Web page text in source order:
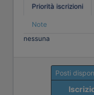
Priorità iscrizioni
Note
nessuna
Posti